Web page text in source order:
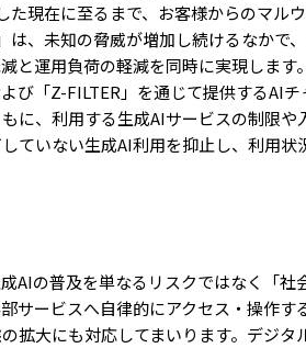
た現在に至るまで、お客様からのマル
は、未知の脅威が増加し続けるなかで
と運用負荷の軽減を同時に実現します。
び「Z-FILTER」を通じて提供するAI
に、利用する生成AIサービスの制限
ていない生成AI利用を抑止し、利用
AIの普及を単なるリスクではなく「
サービスへ自律的にアクセス・操作
拡大にも対応してまいります。デジ